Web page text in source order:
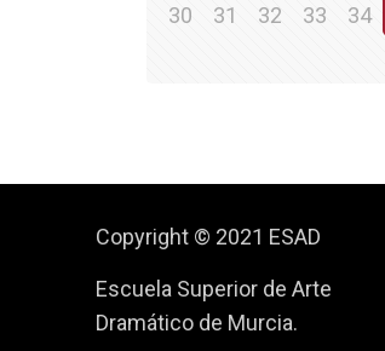
30
31 32 33 34
Copyright © 2021 ESAD
Escuela Superior de Arte
Dramático de Murcia.